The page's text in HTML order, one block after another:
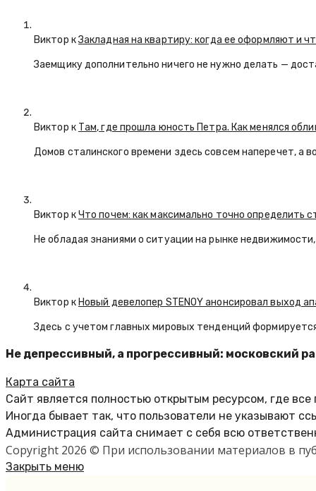
Виктор кЗакладная на квартиру: когда ее оформляют и
Заемщику дополнительно ничего не нужно делать —
Виктор к Там, где прошла юность Петра. Как менялся
Домов сталинского времени здесь совсем наперечет, а
Виктор кЧто почем: как максимально точно определить
Не обладая знаниями о ситуации на рынке
Виктор к Новый девелопер STENOY анонсировал выход
Здесь с учетом главных мировых тенденций
Не депрессивный, а прогрессивный: московский
Карта сайта
Сайт является полностью открытым ресурсом, где
Иногда бывает так, что пользователи не указывают
Администрация сайта снимает с себя всю
Copyright 2026 © При использовании материалов в
Закрыть меню